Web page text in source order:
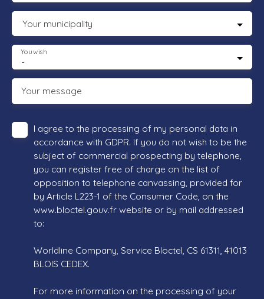
Your municipality
-
You wish
Your message
I agree to the processing of my personal data in
accordance with GDPR. If you do not wish to be the
subject of commercial prospecting by telephone,
you can register free of charge on the list of
opposition to telephone canvassing, provided for
by Article L223-1 of the Consumer Code, on the
www.bloctel.gouv.fr website or by mail addressed
to:
Worldline Company, Service Bloctel, CS 61311, 41013
BLOIS CEDEX.
For more information on the processing of your